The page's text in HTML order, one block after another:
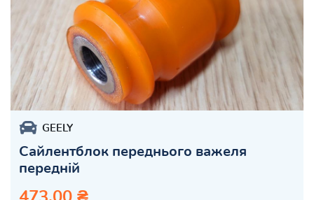
GEELY
Сайлентблок переднього важеля
передній